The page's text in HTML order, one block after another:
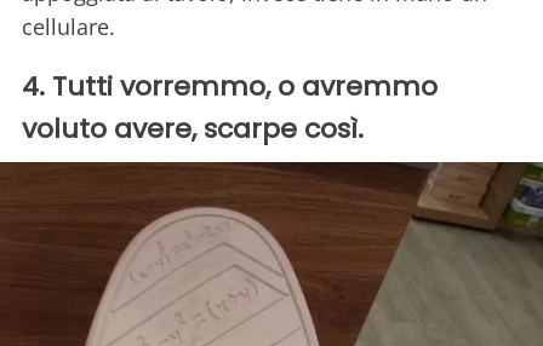
cellulare.
4. Tutti vorremmo, o avremmo
voluto avere, scarpe così.